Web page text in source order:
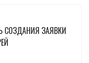
СОЗДАНИЯ ЗАЯВКИ